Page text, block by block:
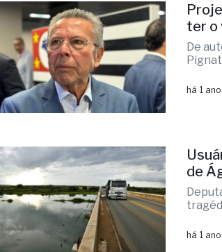
ter o
De
há 1 ano
de
há 1 ano